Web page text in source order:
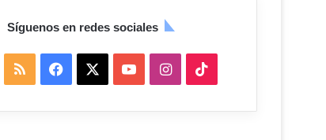
Síguenos en redes sociales
I